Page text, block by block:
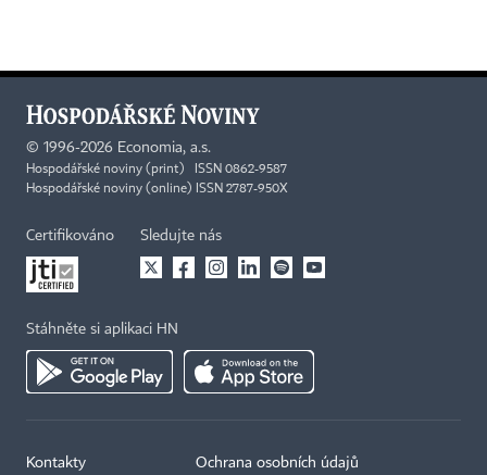
© 1996-2026 Economia, a.s.
Hospodářské noviny (print) ISSN 0862-9587
Hospodářské noviny (online) ISSN 2787-950X
Certifikováno Sledujte nás
Stáhněte si aplikaci HN
Kontakty Ochrana osobních údajů